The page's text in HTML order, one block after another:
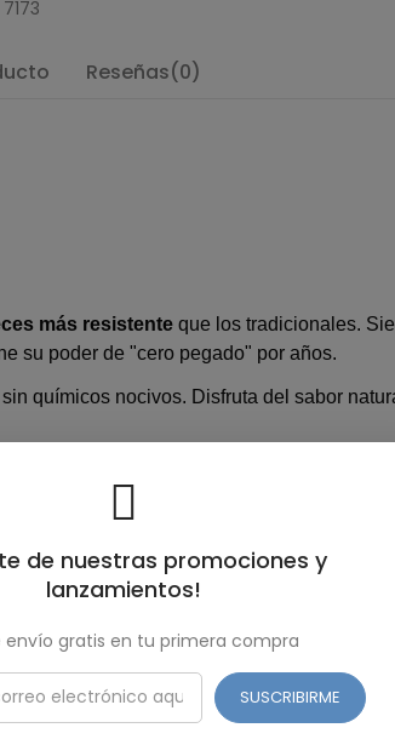
7173
Reseñas(0)
más resistente que los tradicionales.
su poder de "cero pegado" por años.
químicos nocivos. Disfruta del sabor
al 95%
(Soft Touch)
son una caricia para tus
de limpiones.
vigilar el hervor de tu sopa sin perder
menestra espesita o un estofado para la
de nuestras promociones y
lanzamientos!
envío gratis en tu primera compra
SUSCRIBIRME